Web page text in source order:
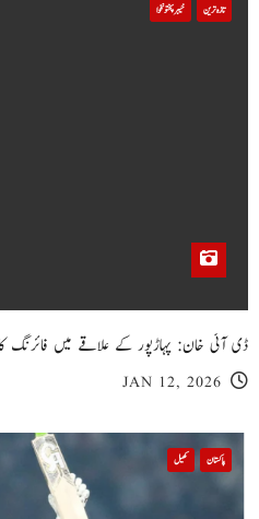
تازہ ترین خیبر پختونخوا
ڈی آئی خان: پہاڑپور کے علاقے میں فائرنگ کا
JAN 12, 2026
پاکستان کھیل